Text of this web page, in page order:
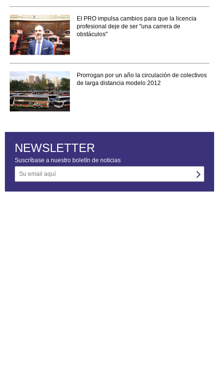
El PRO impulsa cambios para que la licencia
profesional deje de ser "una carrera de
obstáculos"
Prorrogan por un año la circulación de colectivos
de larga distancia modelo 2012
NEWSLETTER
Suscríbase a nuestro boletín de noticias